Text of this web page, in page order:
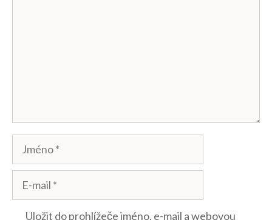
Jméno
mail
Uložit do prohlížeče jméno, e-mail a webovou